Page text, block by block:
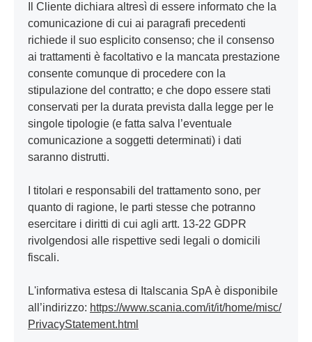
Cabina Equipaggio estesa
La cabina Equipaggio estesa è
ergonomica e offre spazio aggiuntivo
per i membri dell'equipaggio.
Altezza
2.920 mm (senza deflettori dell'aria),
sedili: fino a 8 persone
Letto
No
Catena cinematica
Il Cliente dichiara altresì di essere informato che la
comunicazione di cui ai paragrafi precedenti
richiede il suo esplicito consenso; che il consenso
ai trattamenti è facoltativo e la mancata prestazione
consente comunque di procedere con la
stipulazione del contratto; e che dopo essere stati
conservati per la durata prevista dalla legge per le
singole tipologie (e fatta salva l’eventuale
comunicazione a soggetti determinati) i dati
saranno distrutti.
I titolari e responsabili del trattamento sono, per
quanto di ragione, le parti stesse che potranno
esercitare i diritti di cui agli artt. 13-22 GDPR
rivolgendosi alle rispettive sedi legali o domicili
fiscali.
L'informativa estesa di Italscania SpA è disponibile
all’indirizzo: https://www.scania.com/it/it/home/misc/
PrivacyStatement.html